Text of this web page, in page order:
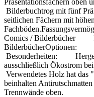
Bilderbuchtrog mit fünf
seitlichen Fächern mit
Comics / Bilderbücher
Besonderheiten:
ausschließlich Ökostrom
Verwendetes Holz hat
beinhalten
Trennwände oben.